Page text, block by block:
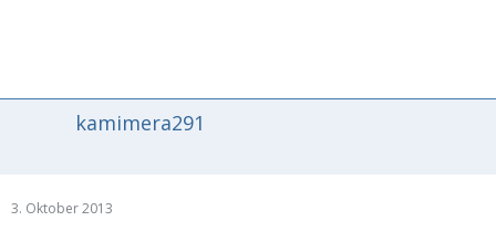
kamimera291
3. Oktober 2013